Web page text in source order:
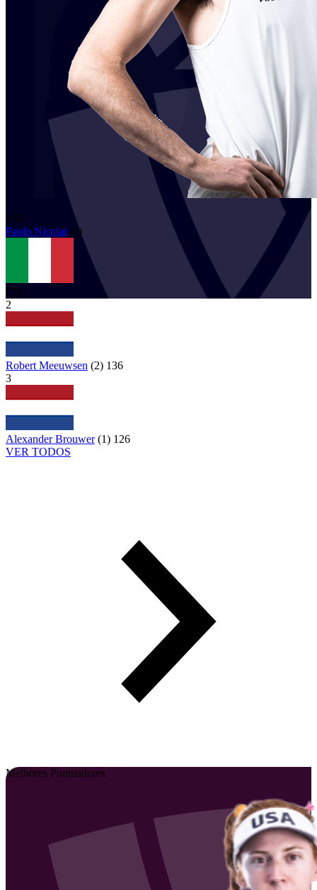
139
Paolo Nicolai (2)
ITA
2
Robert Meeuwsen (2) 136
3
Alexander Brouwer (1) 126
VER TODOS
Melhores Pontuadores